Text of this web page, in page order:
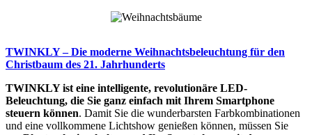
TWINKLY – Die moderne Weihnachtsbeleuchtung für den
Christbaum des 21. Jahrhunderts
TWINKLY ist eine intelligente, revolutionäre LED-
Beleuchtung, die Sie ganz einfach mit Ihrem Smartphone
steuern können. Damit Sie die wunderbarsten Farbkombinationen
und eine vollkommene Lichtshow genießen können, müssen Sie